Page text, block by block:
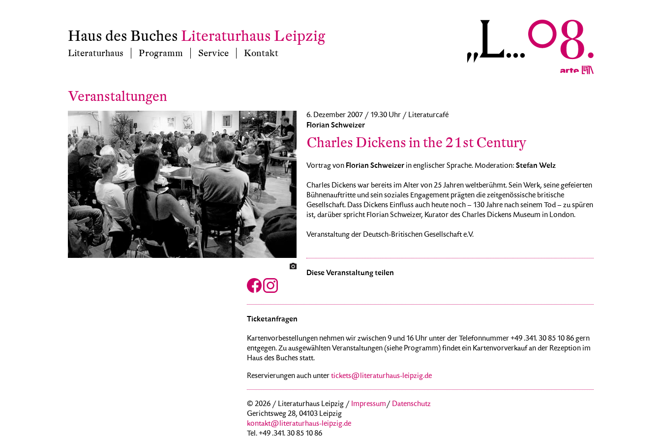
Haus des Buches Literaturhaus Leipzig
Literaturhaus Programm Service Kontakt
Veranstaltungen
6. Dezember 2007 / 19.30 Uhr / Literaturcafé
Florian Schweizer
Charles Dickens in the 21st Century
Vortrag von Florian Schweizerin englischer Sprache. Moderation: Stefan Welz
Charles Dickens war bereits im Alter von 25 Jahren weltberühmt. Sein Werk, seine gefeierten
Bühnenauftritte und sein soziales Engagement prägten die zeitgenössische britische
Gesellschaft. Dass Dickens Einfluss auch heute noch – 130 Jahre nach seinem Tod – zu spüren
ist, darüber spricht Florian Schweizer, Kurator des Charles Dickens Museum in London.
Veranstaltung der Deutsch-Britischen Gesellschaft e.V.
Diese Veranstaltung teilen
Ticketanfragen
Kartenvorbestellungen nehmen wir zwischen 9 und 16 Uhr unter der Telefonnummer +49 .341. 30 85 10 86 gern
entgegen. Zu ausgewählten Veranstaltungen (siehe Programm) findet ein Kartenvorverkauf an der Rezeption im
Haus des Buches statt.
Reservierungen auch untertickets@literaturhaus-leipzig.de
© 2026 / Literaturhaus Leipzig / Impressum/ Datenschutz
Gerichtsweg 28, 04103 Leipzig
kontakt@literaturhaus-leipzig.de
Tel. +49 .341. 30 85 10 86